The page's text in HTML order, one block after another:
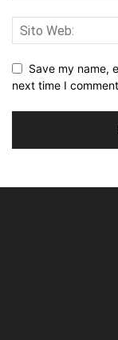
Save my name,
next time I